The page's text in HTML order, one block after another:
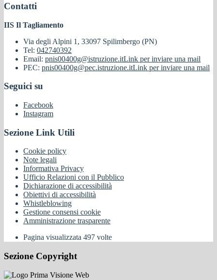
Contatti
IIS Il Tagliamento
Via degli Alpini 1, 33097 Spilimbergo (PN)
Tel: 042740392
Email: pnis00400g@istruzione.itLink per inviare una mail
PEC: pnis00400g@pec.istruzione.itLink per inviare una mail
Seguici su
Facebook
Instagram
Sezione Link Utili
Cookie policy
Note legali
Informativa Privacy
Ufficio Relazioni con il Pubblico
Dichiarazione di accessibilità
Obiettivi di accessibilità
Whistleblowing
Gestione consensi cookie
Amministrazione trasparente
Pagina visualizzata 497 volte
Sezione Copyright